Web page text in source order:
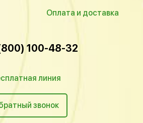
Оплата и доставка
100-48-32
линия
звонок